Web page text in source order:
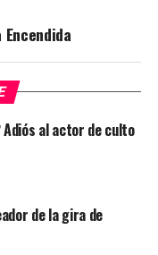
Adiós al actor de culto
de la gira de